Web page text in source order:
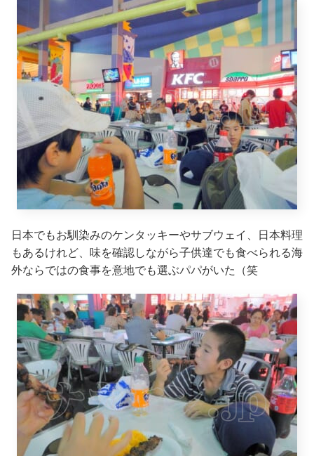
日本でもお馴染みのケンタッキーやサブウェイ、日本料理
もあるけれど、味を確認しながら子供達でも食べられる海
外ならではの食事を意地でも選ぶパパがいた（笑